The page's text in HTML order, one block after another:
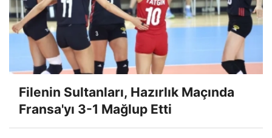
Filenin Sultanları, Hazırlık Maçında
Fransa'yı 3-1 Mağlup Etti